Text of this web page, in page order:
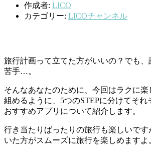
作成者: LICO
カテゴリー: LICOチャンネル
旅行計画って立てた方がいいの？でも、
苦手…。
そんなあなたのために、今回はラクに
組めるように、5つのSTEPに分けてそれ
おすすめアプリについて紹介します。
行き当たりばったりの旅行も楽しいで
いた方がスムーズに旅行を楽しめますよ